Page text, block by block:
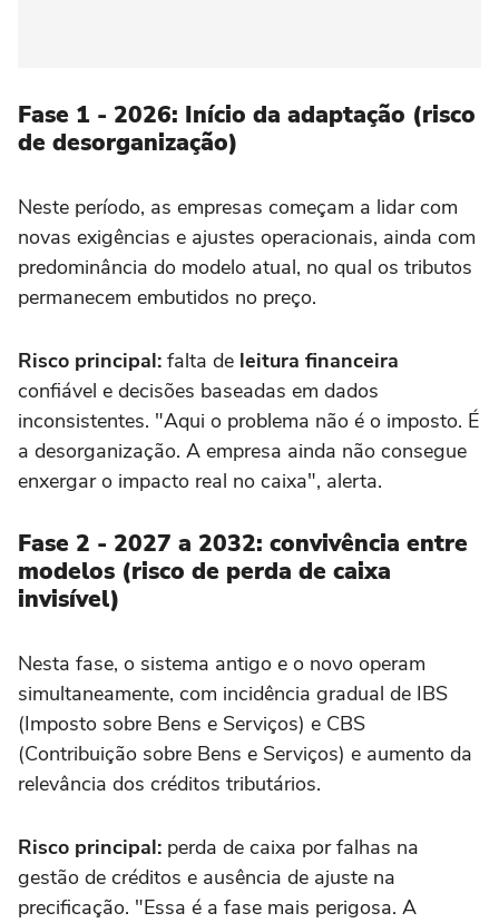
Fase 1 - 2026: Início da adaptação (risco
de desorganização)
Neste período, as empresas começam a lidar com
novas exigências e ajustes operacionais, ainda com
predominância do modelo atual, no qual os tributos
permanecem embutidos no preço.
Risco principal: falta de leitura financeira
confiável e decisões baseadas em dados
inconsistentes. "Aqui o problema não é o imposto. É
a desorganização. A empresa ainda não consegue
enxergar o impacto real no caixa", alerta.
Fase 2 - 2027 a 2032: convivência entre
modelos (risco de perda de caixa
invisível)
Nesta fase, o sistema antigo e o novo operam
simultaneamente, com incidência gradual de IBS
(Imposto sobre Bens e Serviços) e CBS
(Contribuição sobre Bens e Serviços) e aumento da
relevância dos créditos tributários.
Risco principal: perda de caixa por falhas na
gestão de créditos e ausência de ajuste na
precificação. "Essa é a fase mais perigosa. A